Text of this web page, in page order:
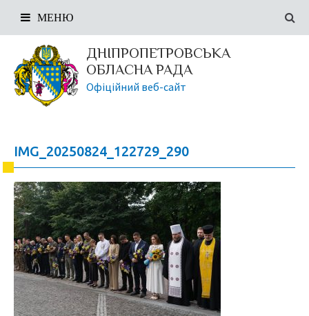
ДНІПРОПЕТРОВСЬКА
ОБЛАСНА РАДА
Офіційний веб-сайт
МЕНЮ
IMG_20250824_122729_290